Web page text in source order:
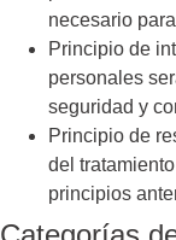
necesario
Principio de
personales
seguridad y
Principio de
del
principios